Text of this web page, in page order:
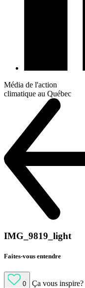
Média de l'action
climatique au Québec
IMG_9819_light
Faites-vous entendre
0 Ça vous inspire?